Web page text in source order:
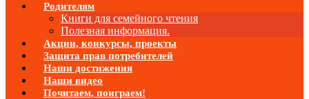
Родителям
Книги для семейного чтения
Полезная информация.
Акции, конкурсы, проекты
Защита прав потребителей
Наши достижения
Наши видео
Почитаем, поиграем!